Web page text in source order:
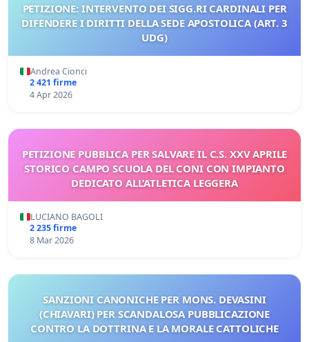
PETIZIONE: INTERVENTO DEI SIGG.RI CARDINALI PER
DIFENDERE I DIRITTI DELLA SEDE APOSTOLICA (ART. 3
UDG)
Andrea Cionci
2 421 firme
4 Apr 2026
PETIZIONE PUBBLICA PER SALVARE IL C.S. XXV APRILE
STORICO CAMPO SCUOLA DEL CONI CON IMPIANTO
DEDICATO ALL’ATLETICA LEGGERA
LUCIANO BAGOLI
2 235 firme
8 Mar 2026
SANZIONI CANONICHE PER MONS. DEVASINI
(CHIAVARI) PER SCANDALOSA PUBBLICAZIONE
CONTRO LA DOTTRINA E LA MORALE CATTOLICHE